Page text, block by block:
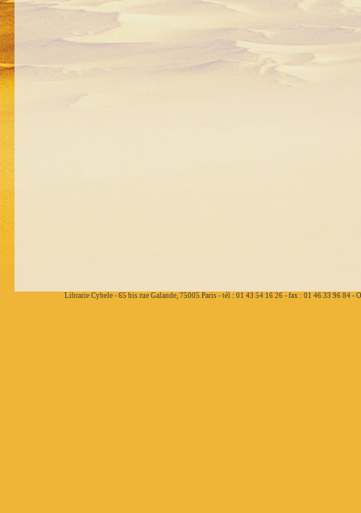
Librarie Cybele - 65 bis rue Galande, 75005 Paris - tél : 01 43 54 16 26 - fax : 01 46 33 96 84